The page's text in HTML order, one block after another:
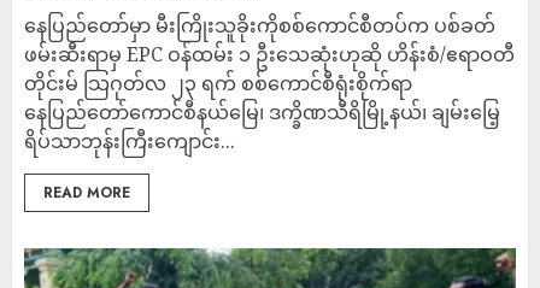
နေပြည်တော်မှာ မီးကြိုးသူခိုးကိုစစ်ကောင်စီတပ်က ပစ်ခတ်
ဖမ်းဆီးရာမှ EPC ဝန်ထမ်း ၁ ဦးသေဆုံးဟုဆို ဟိန်းစံ/ဧရာဝတီ
တိုင်းမ် သြဂုတ်လ ၂၃ ရက် စစ်ကောင်စီရုံးစိုက်ရာ
နေပြည်တော်ကောင်စီနယ်မြေ၊ ဒက္ခိဏသီရိမြို့နယ်၊ ချမ်းမြေ့
ရိပ်သာဘုန်းကြီးကျောင်း...
READ MORE